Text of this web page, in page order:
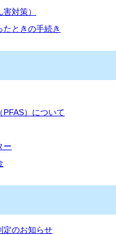
対策）
ときの手続き
）について
ー
定のお知らせ